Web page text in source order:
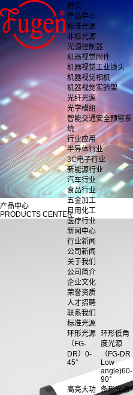
首页
产品中心
标准光源
非标光源
光源控制器
机器视觉附件
机器视觉工业镜头
机器视觉相机
机器视觉实验架
光纤光源
光学模组
智能交通安全预警系
统
行业应用
半导体行业
3C电子行业
新能源行业
汽车行业
食品行业
五金加工
日用化工
医疗行业
新闻中心
行业新闻
公司新闻
关于我们
公司简介
企业文化
荣誉资质
人才招聘
联系我们
标准光源
环形光源
（FG-
DR）0-
45°
环形低角
度光源
（FG-DR
Low
angle)60-
90°
高亮大功 条形光源
产品中心
PRODUCTS CENTER